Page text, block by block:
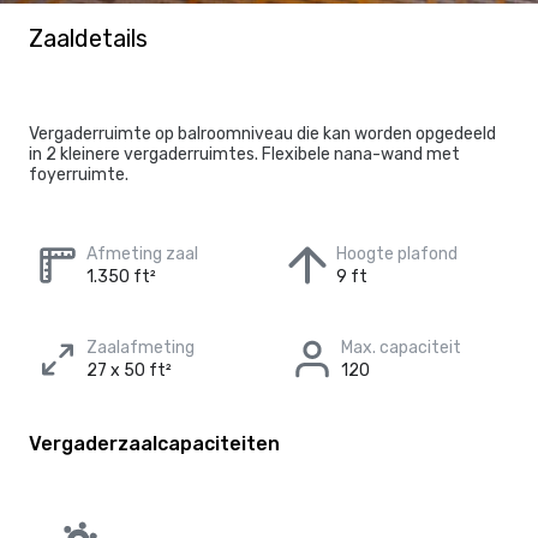
Zaaldetails
Vergaderruimte op balroomniveau die kan worden opgedeeld
in 2 kleinere vergaderruimtes. Flexibele nana-wand met
foyerruimte.
Afmeting zaal
1.350 ft²
Hoogte plafond
9 ft
Zaalafmeting
27 x 50 ft²
Max. capaciteit
120
Vergaderzaalcapaciteiten